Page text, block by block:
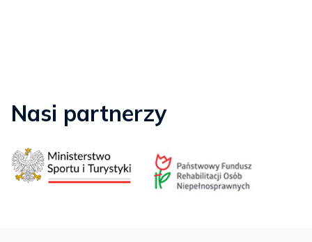
Nasi partnerzy